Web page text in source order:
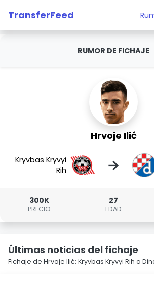
TransferFeed
RUMOR DE FICHAJE
Hrvoje Ilić
Kryvbas Kryvyi
Rih
→
300K
PRECIO
27
EDAD
Últimas noticias del fichaje
Fichaje de Hrvoje Ilić: Kryvbas Kryvyi Rih a